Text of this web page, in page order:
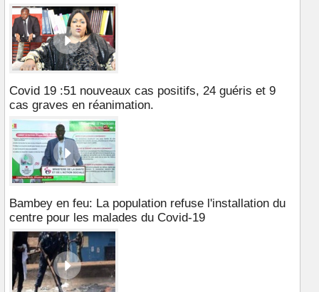
Covid 19 :51 nouveaux cas positifs, 24 guéris et 9
cas graves en réanimation.
Bambey en feu: La population refuse l'installation du
centre pour les malades du Covid-19